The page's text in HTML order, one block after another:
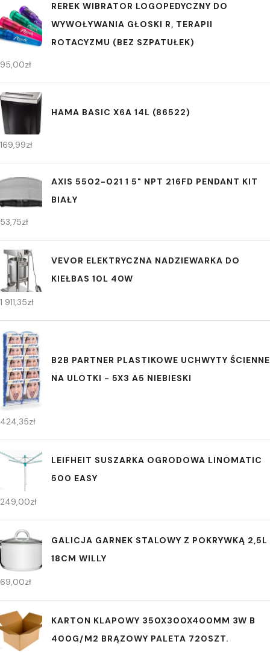
REREK WIBRATOR LOGOPEDYCZNY DO
WYWOŁYWANIA GŁOSKI R, TERAPII
ROTACYZMU (BEZ SZPATUŁEK)
95,00zł
HAMA BASIC X6A 14L (86522)
169,99zł
AXIS 5502-021 1 5" NPT 216FD PENDANT KIT
BIAŁY
53,75zł
VEVOR ELEKTRYCZNA NADZIEWARKA DO
KIEŁBAS 10L 40W
1 911,35zł
B2B PARTNER PLASTIKOWE UCHWYTY ŚCIENNE
NA ULOTKI - 5X3 A5 NIEBIESKI
424,35zł
LEIFHEIT SUSZARKA OGRODOWA LINOMATIC
500 EASY
249,00zł
GALICJA GARNEK STALOWY Z POKRYWKĄ 2,5L
18CM WILLY
69,00zł
KARTON KLAPOWY 350X300X400MM 3W B
400G/M2 BRĄZOWY PALETA 720SZT.